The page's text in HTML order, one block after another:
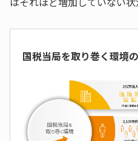
国税当局を取り巻く環境